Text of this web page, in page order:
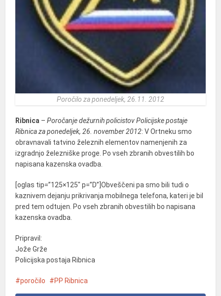
Poročilo za ponedeljek, 26.11. 2012
Ribnica –Poročanje dežurnih policistov Policijske postaje
Ribnica za ponedeljek, 26. november 2012: V Ortneku smo
obravnavali tatvino železnih elementov namenjenih za
izgradnjo železniške proge. Po vseh zbranih obvestilih bo
napisana kazenska ovadba.
[oglas tip=”125×125″ p=”D”]Obveščeni pa smo bili tudi o
kaznivem dejanju prikrivanja mobilnega telefona, kateri je bil
pred tem odtujen. Po vseh zbranih obvestilih bo napisana
kazenska ovadba.
Pripravil:
Jože Grže
Policijska postaja Ribnica
poročilo PP Ribnica